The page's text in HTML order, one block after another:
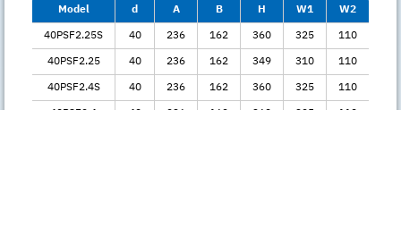
Model d A B H W1
W2
40PSF2.25S
40 236 162 360 325
110
40PSF2.25
40 236 162 349 310
110
40PSF2.4S
40 236 162 360 325
110
40PSF2.4
40 236 162 360 325
110